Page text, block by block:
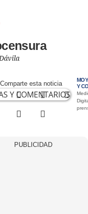
Y
Comparte esta noticia
PUBLICIDAD